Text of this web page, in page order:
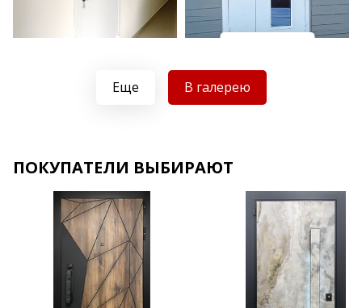
Хочу такую
Хочу такую Хочу такую
Еще В галерею
ПОКУПАТЕЛИ ВЫБИРАЮТ